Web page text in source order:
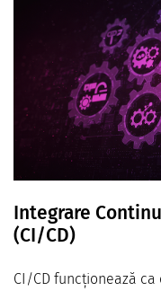
Integrare
(CI/CD)
CI/CD funcționează